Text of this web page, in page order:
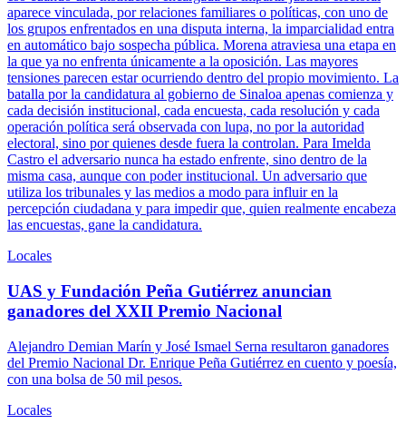
aparece vinculada, por relaciones familiares o políticas, con uno de
los grupos enfrentados en una disputa interna, la imparcialidad entra
en automático bajo sospecha pública. Morena atraviesa una etapa en
la que ya no enfrenta únicamente a la oposición. Las mayores
tensiones parecen estar ocurriendo dentro del propio movimiento. La
batalla por la candidatura al gobierno de Sinaloa apenas comienza y
cada decisión institucional, cada encuesta, cada resolución y cada
operación política será observada con lupa, no por la autoridad
electoral, sino por quienes desde fuera la controlan. Para Imelda
Castro el adversario nunca ha estado enfrente, sino dentro de la
misma casa, aunque con poder institucional. Un adversario que
utiliza los tribunales y las medios a modo para influir en la
percepción ciudadana y para impedir que, quien realmente encabeza
las encuestas, gane la candidatura.
Locales
UAS y Fundación Peña Gutiérrez anuncian
ganadores del XXII Premio Nacional
Alejandro Demian Marín y José Ismael Serna resultaron ganadores
del Premio Nacional Dr. Enrique Peña Gutiérrez en cuento y poesía,
con una bolsa de 50 mil pesos.
Locales